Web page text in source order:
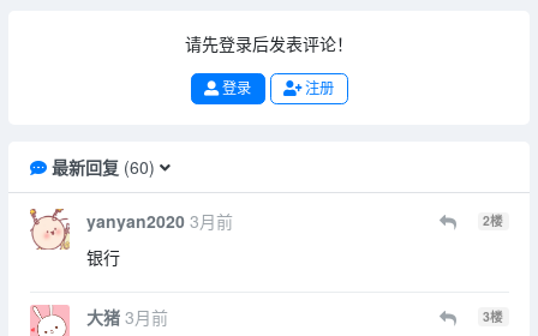
请先登录后发表评论！
登录 注册
最新回复(60)
yanyan2020 3月前 2楼
银行
大猪 3月前 3楼